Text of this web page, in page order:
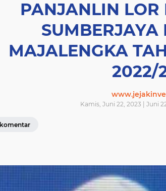
PANJANLIN LOR
SUMBERJAYA
MAJALENGKA
2022/
Kamis, Juni 22, 2023 | Juni
komentar